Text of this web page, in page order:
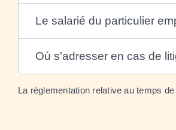
Le salarié du particulier
Où s'adresser en cas de
La réglementation relative au temps